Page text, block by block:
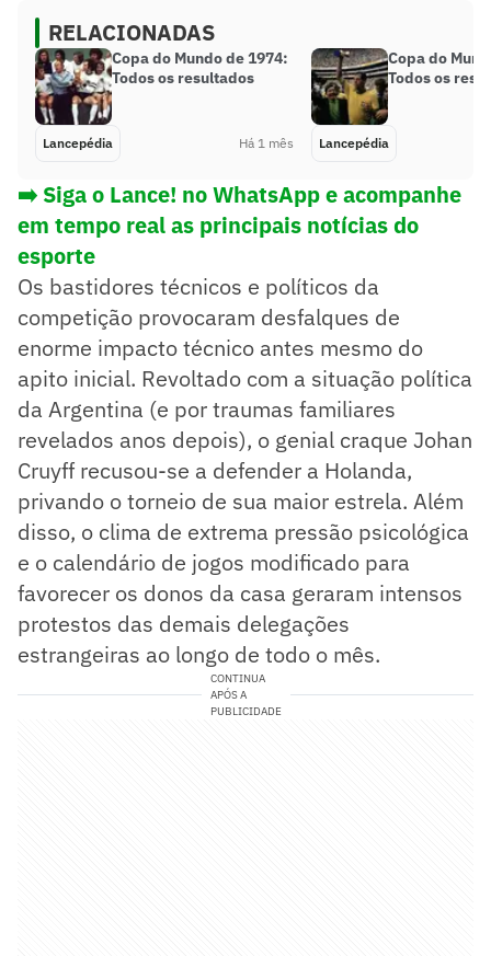
RELACIONADAS
Copa do Mundo de 1974:
Todos os resultados
Lancepédia Há 1 mês
Copa do
Todos os
Lancepédia
➡️ Siga o Lance! no WhatsApp e acompanhe
em tempo real as principais notícias do
esporte
Os bastidores técnicos e políticos da
competição provocaram desfalques de
enorme impacto técnico antes mesmo do
apito inicial. Revoltado com a situação política
da Argentina (e por traumas familiares
revelados anos depois), o genial craque Johan
Cruyff recusou-se a defender a Holanda,
privando o torneio de sua maior estrela. Além
disso, o clima de extrema pressão psicológica
e o calendário de jogos modificado para
favorecer os donos da casa geraram intensos
protestos das demais delegações
estrangeiras ao longo de todo o mês.
CONTINUA
APÓS A
PUBLICIDADE